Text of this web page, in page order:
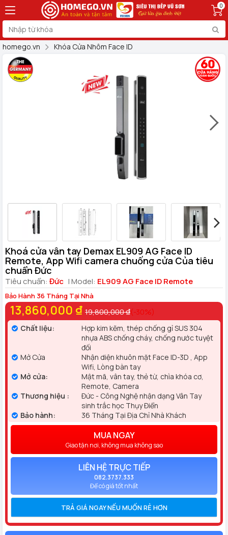
0
homego.vn Khóa Cửa Nhôm Face ID
Khoá cửa vân tay Demax EL909 AG Face ID
Remote, App Wifi camera chuống cửa Của tiêu
chuẩn Đức
Tiêu chuẩn: Đức | Model: EL909 AG Face ID Remote
Bảo Hành 36 Tháng Tại Nhà
13,860,000 ₫ 19,800,000 ₫(-30%)
Chất liệu:
Hợp kim kẽm, thép chống gỉ SUS 304
nhựa ABS chống cháy, chống nước tuyệt
đối
Mở Cửa
Nhận diện khuôn mặt Face ID-3D , App
Wifi, Lòng bàn tay
Mở cửa:
Mật mã, vân tay, thẻ từ, chìa khóa cơ,
Remote, Camera
Thương hiệu :
Đức - Công Nghệ nhận dạng Vân Tay
sinh trắc học Thụy Điển
Bảo hành:
36 Tháng Tại Địa Chỉ Nhà Khách
MUA NGAY
Giao tận nơi, không mua không sao
LIÊN HỆ TRỰC TIẾP
082.3737.333
Để có giá tốt nhất
TRẢ GIÁ NGAY NẾU MUỐN RẺ HƠN